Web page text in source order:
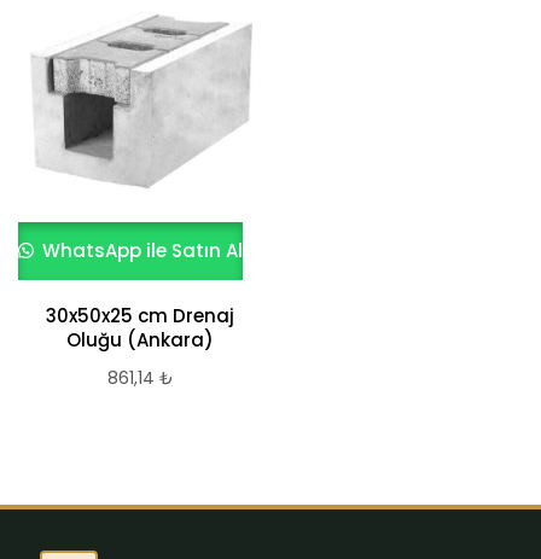
WhatsApp ile Satın Al
30x50x25 cm Drenaj
Oluğu (Ankara)
861,14 ₺